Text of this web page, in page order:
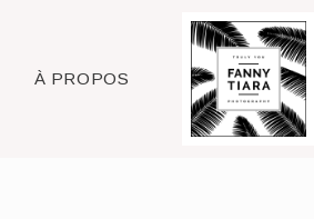
À PROPOS Raleigh